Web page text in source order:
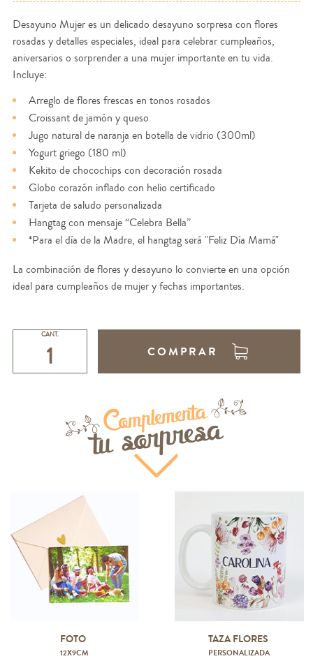
Desayuno Mujer es un delicado desayuno sorpresa con flores
rosadas y detalles especiales, ideal para celebrar cumpleaños,
aniversarios o sorprender a una mujer importante en tu vida.
Incluye:
Arreglo de flores frescas en tonos rosados
Croissant de jamón y queso
Jugo natural de naranja en botella de vidrio (300ml)
Yogurt griego (180 ml)
Kekito de chocochips con decoración rosada
Globo corazón inflado con helio certificado
Tarjeta de saludo personalizada
Hangtag con mensaje “Celebra Bella”
*Para el día de la Madre, el hangtag será "Feliz Día Mamá"
La combinación de flores y desayuno lo convierte en una opción
ideal para cumpleaños de mujer y fechas importantes.
CANT.
COMPRAR
Complementa
tu sorpresa
FOTO
12X9CM
TAZA FLORES
PERSONALIZADA